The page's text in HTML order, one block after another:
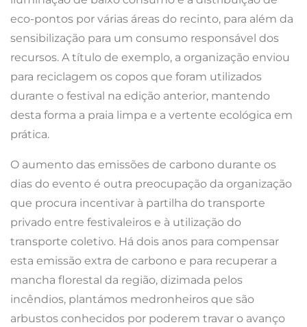
eco-pontos por várias áreas do recinto, para além da
sensibilização para um consumo responsável dos
recursos. A título de exemplo, a organização enviou
para reciclagem os copos que foram utilizados
durante o festival na edição anterior, mantendo
desta forma a praia limpa e a vertente ecológica em
prática.
O aumento das emissões de carbono durante os
dias do evento é outra preocupação da organização
que procura incentivar à partilha do transporte
privado entre festivaleiros e à utilização do
transporte coletivo. Há dois anos para compensar
esta emissão extra de carbono e para recuperar a
mancha florestal da região, dizimada pelos
incêndios, plantámos medronheiros que são
arbustos conhecidos por poderem travar o avanço